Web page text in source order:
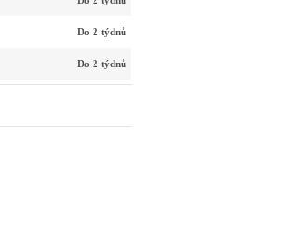
Do 2 týdnů
Do 2 týdnů